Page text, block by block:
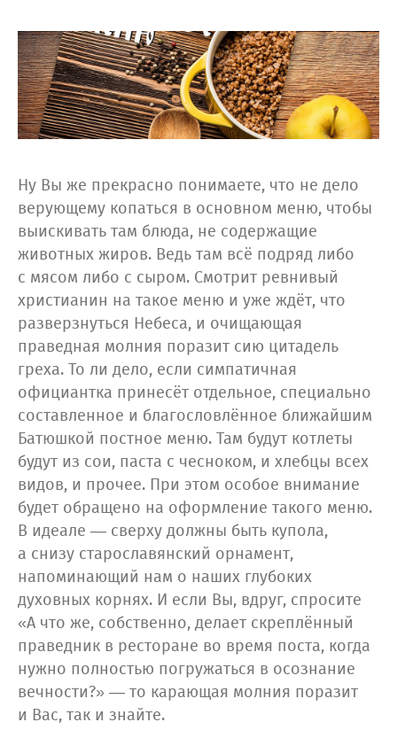
Ну Вы же прекрасно понимаете, что не дело
верующему копаться в основном меню, чтобы
выискивать там блюда, не содержащие
животных жиров. Ведь там всё подряд либо
с мясом либо с сыром. Смотрит ревнивый
христианин на такое меню и уже ждёт, что
разверзнуться Небеса, и очищающая
праведная молния поразит сию цитадель
греха. То ли дело, если симпатичная
официантка принесёт отдельное, специально
составленное и благословлённое ближайшим
Батюшкой постное меню. Там будут котлеты
будут из сои, паста с чесноком, и хлебцы всех
видов, и прочее. При этом особое внимание
будет обращено на оформление такого меню.
В идеале — сверху должны быть купола,
а снизу старославянский орнамент,
напоминающий нам о наших глубоких
духовных корнях. И если Вы, вдруг, спросите
«А что же, собственно, делает скреплённый
праведник в ресторане во время поста, когда
нужно полностью погружаться в осознание
вечности?» — то карающая молния поразит
и Вас, так и знайте.